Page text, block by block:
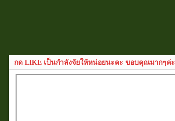
กด LIKE เป็นกำลังจัยให้หน่อยนะคะ ขอบคุณมากๆค่ะ